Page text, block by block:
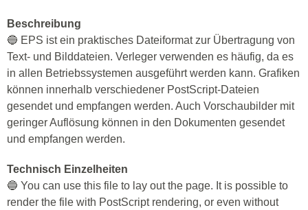
Beschreibung
🔵 EPS ist ein praktisches Dateiformat zur Übertragung von
Text- und Bilddateien. Verleger verwenden es häufig, da es
in allen Betriebssystemen ausgeführt werden kann. Grafiken
können innerhalb verschiedener PostScript-Dateien
gesendet und empfangen werden. Auch Vorschaubilder mit
geringer Auflösung können in den Dokumenten gesendet
und empfangen werden.
Technisch Einzelheiten
🔵 You can use this file to lay out the page. It is possible to
render the file with PostScript rendering, or even without